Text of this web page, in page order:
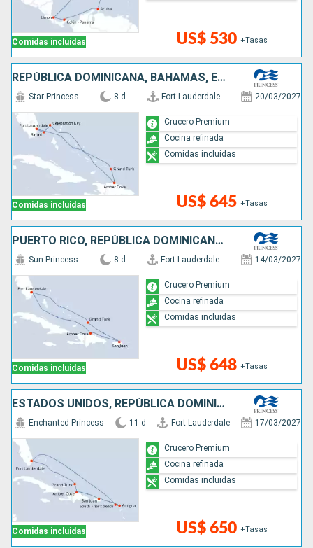
Comidas incluidas US$ 530 +Tasas
REPÚBLICA DOMINICANA, BAHAMAS, ESTADOS UNIDOS
Comidas incluidas
Star Princess 8 d Fort Lauderdale 20/03/2027
US$ 645 +Tasas
Crucero Premium
Cocina refinada
Comidas incluidas
PUERTO RICO, REPÚBLICA DOMINICANA, ESTADOS UNIDOS
Comidas incluidas
Sun Princess 8 d Fort Lauderdale 14/03/2027
US$ 648 +Tasas
Crucero Premium
Cocina refinada
Comidas incluidas
ESTADOS UNIDOS, REPÚBLICA DOMINICANA, PUERTO RICO, SAN MARTÍN, ANTIGUA Y BARBUDA
Comidas incluidas
Enchanted Princess 11 d Fort Lauderdale 17/03/2027
US$ 650 +Tasas
Crucero Premium
Cocina refinada
Comidas incluidas